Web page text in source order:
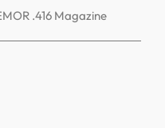
.416 Magazine